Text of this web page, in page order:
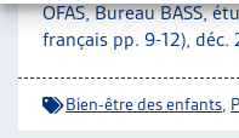
OFAS, Bureau BASS,
français pp. 9-12), déc.
Bien-être des enfants